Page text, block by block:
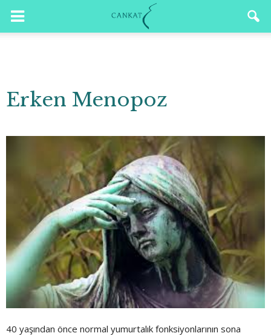
Erken Menopoz
40 yaşından önce normal yumurtalık fonksiyonlarının sona